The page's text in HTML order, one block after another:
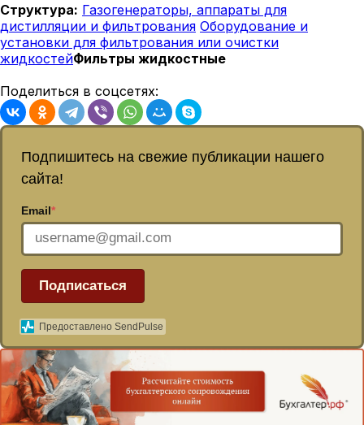
Структура: Газогенераторы, аппараты для
дистилляции и фильтрования Оборудование и
установки для фильтрования или очистки
жидкостейФильтры жидкостные
Поделиться в соцсетях:
Подпишитесь на свежие публикации нашего
сайта!
Email*
Подписаться
Предоставлено SendPulse